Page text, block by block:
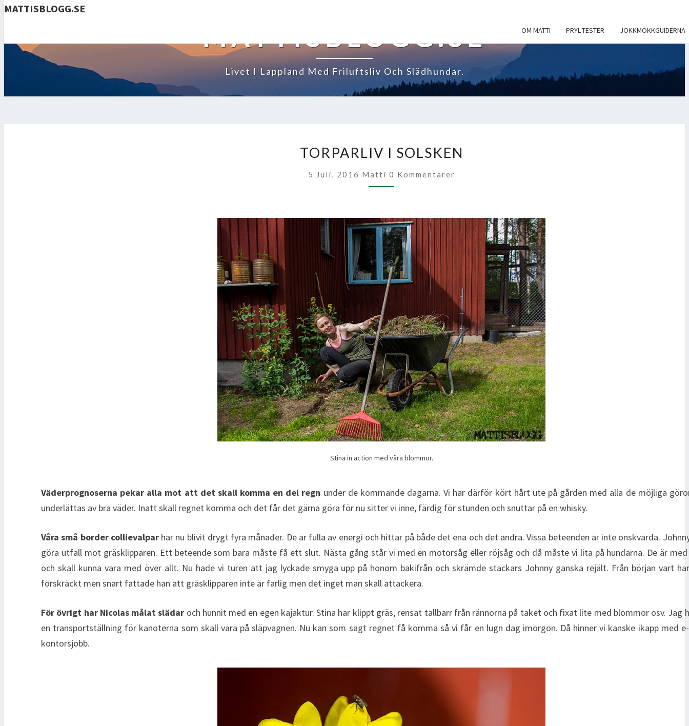
MATTISBLOGG.SE
OM MATTI PRYL-TESTER JOKKMOKKGUIDERNA
MATTISBLOGG.SE
Livet I Lappland Med Friluftsliv Och Slädhundar.
I
SOLSKEN
TORPARLIV I SOLSKEN
5 Juli, 2016 Matti Kommentarer
0 Kommentarer
Stina in action med våra blommor.
Väderprognoserna pekar alla mot att det skall komma en del regn under de kommande dagarna. Vi har därför kört hårt ute på gården med alla de möjliga
underlättas av bra väder. Inatt skall regnet komma och det får det gärna göra för nu sitter vi inne, färdig för stunden och snuttar på en whisky.
Våra små border collievalpar har nu blivit drygt fyra månader. De är fulla av energi och hittar på både det ena och det andra. Vissa beteenden är inte önskvärda.
göra utfall mot gräsklipparen. Ett beteende som bara måste få ett slut. Nästa gång står vi med en motorsåg eller röjsåg och då måste vi lita på hundarna. De är
och skall kunna vara med över allt. Nu hade vi turen att jag lyckade smyga upp på honom bakifrån och skrämde stackars Johnny ganska rejält. Från början vart
förskräckt men snart fattade han att gräsklipparen inte är farlig men det inget man skall attackera.
För övrigt har Nicolas målat slädar och hunnit med en egen kajaktur. Stina har klippt gräs, rensat tallbarr från rännorna på taket och fixat lite med blommor osv. Jag
en transportställning för kanoterna som skall vara på släpvagnen. Nu kan som sagt regnet få komma så vi får en lugn dag imorgon. Då hinner vi kanske ikapp med
kontorsjobb.